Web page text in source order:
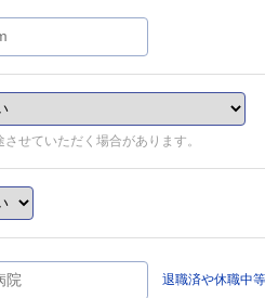
せていただく場合があります。
退職済や休職中